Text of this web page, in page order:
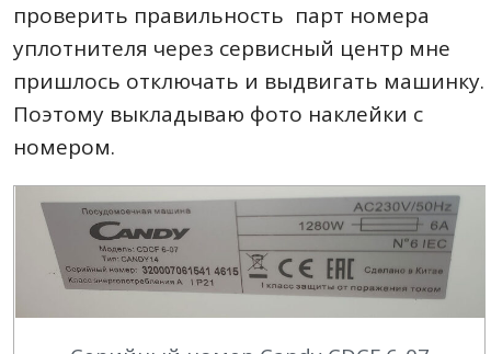
проверить правильность парт номера
уплотнителя через сервисный центр мне
пришлось отключать и выдвигать машинку.
Поэтому выкладываю фото наклейки с
номером.